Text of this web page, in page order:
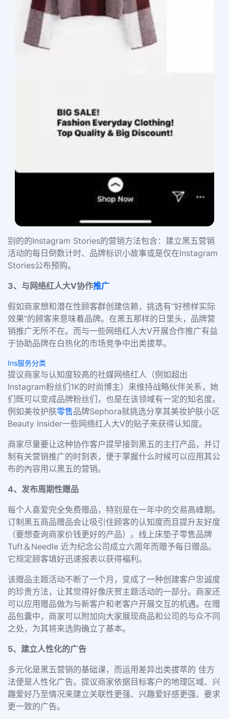
别的的Instagram Stories的营销方法包含：建立黑五营销
活动的每日倒数计时、品牌标识小故事或是仅在Instagram
Stories公布预购。
3、与网络红人大V协作推广
假如商家想和潜在性顾客群创建信赖，挑选有“好榜样实际
效果”的顾客来意味着品牌。在黑五那样的日里头，品牌营
销推广无所不在。而与一些网络红人大V开展合作推广有益
于协助品牌在白热化的市场竞争中出类拔萃。
Ins服务分类
提议商家与认知度较高的社媒网络红人（例如超出
Instagram粉丝们1K的时尚博主）来维持战略伙伴关系，她
们既可以变成品牌粉丝们，也是在该领域有一定的知名度。
例如美妆护肤零售品牌Sephora就挑选分享其美妆护肤小区
Beauty Insider一些网络红人大V的贴子来获得认知度。
商家尽量要让这种协作客户提早接到黑五的主打产品，并订
制有关营销推广的时刻表，便于掌握什么时候可以应用其公
布的內容用以黑五的营销。
4、发布周期性赠品
每个人喜爱完全免费赠品，特别是在一年中的交易高峰期。
订制黑五商品赠品会让吸引住顾客的认知度而且提升友好度
（要想查询商家价钱更好的产品）。线上床垫子零售品牌
Tuft＆Needle 近为纪念公司成立六周年而赠予每日赠品。
它规定顾客填好迅速报表以获得褔利。
该赠品主题活动不断了一个月，变成了一种创建客户忠诚度
的珍贵方法，让其觉得好像庆贺主题活动的一部分。商家还
可以应用赠品做为与新客户和老客户开展交互的机遇。在赠
品包囊中，商家可以附加向大家展现商品和公司的与众不同
之处，为其将来选购确立了基本。
5、建立人性化的广告
多元化是黑五营销的基础课，而运用差异出类拔萃的 佳方
法便是人性化广告。提议商家依据目标客户的地理区域、兴
趣爱好乃至情况来建立关联性更强、兴趣爱好感更强、要求
更一致的广告。